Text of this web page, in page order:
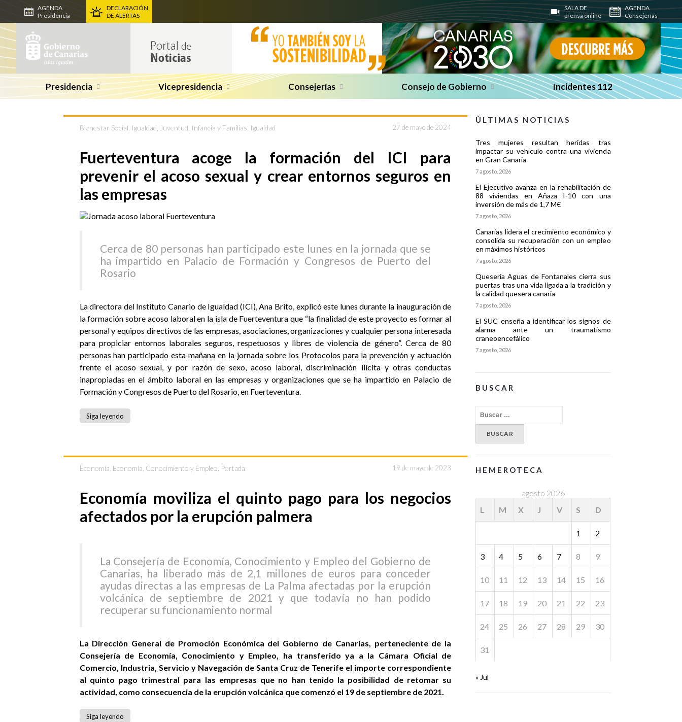
AGENDA
Presidencia
DECLARACIÓN
DE ALERTAS
SALA DE
prensa online
AGENDA
Consejerías
Presidencia Vicepresidencia Consejerías Consejo de Gobierno Incidentes 112
Bienestar Social, Igualdad, Juventud, Infancia y Familias Igualdad 27 de mayo de 2024
Fuerteventura acoge la formación del ICI para
prevenir el acoso sexual y crear entornos seguros en
las empresas
Cerca de 80 personas han participado este lunes en la jornada que se
ha impartido en Palacio de Formación y Congresos de Puerto del
Rosario
La directora del Instituto Canario de Igualdad (ICI), Ana Brito, explicó este lunes durante la inauguración de
la formación sobre acoso laboral en la isla de Fuerteventura que “la finalidad de este proyecto es formar al
personal y equipos directivos de las empresas, asociaciones, organizaciones y cualquier persona interesada
para propiciar entornos laborales seguros, respetuosos y libres de violencia de género”. Cerca de 80
personas han participado esta mañana en la jornada sobre los Protocolos para la prevención y actuación
frente el acoso sexual, y por razón de sexo, acoso laboral, discriminación ilícita y otras conductas
inapropiadas en el ámbito laboral en las empresas y organizaciones que se ha impartido en Palacio de
Formación y Congresos de Puerto del Rosario, en Fuerteventura.
Siga leyendo
Economía Economía, Conocimiento y Empleo Portada 19 de mayo de 2023
Economía moviliza el quinto pago para los negocios
afectados por la erupción palmera
La Consejería de Economía, Conocimiento y Empleo del Gobierno de
Canarias, ha liberado más de 2,1 millones de euros para conceder
ayudas directas a las empresas de La Palma afectadas por la erupción
volcánica de septiembre de 2021 y que todavía no han podido
recuperar su funcionamiento normal
La Dirección General de Promoción Económica del Gobierno de Canarias, perteneciente de la
Consejería de Economía, Conocimiento y Empleo, ha transferido ya a la Cámara Oficial de
Comercio, Industria, Servicio y Navegación de Santa Cruz de Tenerife el importe correspondiente
al quinto pago trimestral para las empresas que no han tenido la posibilidad de retomar su
actividad, como consecuencia de la erupción volcánica que comenzó el 19 de septiembre de 2021.
Siga leyendo
ÚLTIMAS NOTICIAS
Tres mujeres resultan heridas tras
impactar su vehículo contra una vivienda
en Gran Canaria
7 agosto, 2026
El Ejecutivo avanza en la rehabilitación de
88 viviendas en Añaza I-10 con una
inversión de más de 1,7 M€
7 agosto, 2026
Canarias lidera el crecimiento económico y
consolida su recuperación con un empleo
en máximos históricos
7 agosto, 2026
Quesería Aguas de Fontanales cierra sus
puertas tras una vida ligada a la tradición y
la calidad quesera canaria
7 agosto, 2026
El SUC enseña a identificar los signos de
alarma ante un traumatismo
craneoencefálico
7 agosto, 2026
BUSCAR
HEMEROTECA
agosto 2026
L
M X J V S D
1 2
3 4 5 6 7 8 9
10 11 12 13 14 15 16
17 18 19 20 21 22 23
24 25 26 27 28 29 30
31
« Jul